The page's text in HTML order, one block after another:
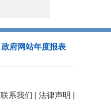
政府网站年度报表
联系我们 法律声明